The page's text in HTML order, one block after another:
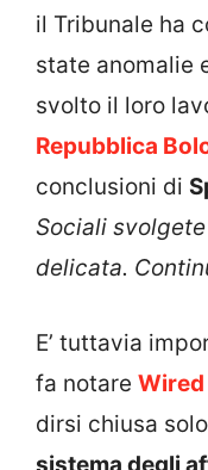
il Tribunale ha
state anomalie
svolto il loro
Repubblica
conclusioni di
Sociali
delicata.
E’ tuttavia
fa notare Wired
dirsi chiusa
sistema degli